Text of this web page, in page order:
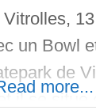
Vitrolles,
un Bowl
de
il se situe
more...